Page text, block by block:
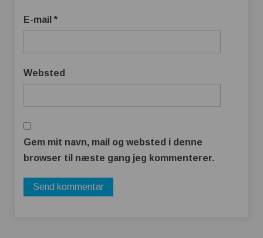
E-mail *
Websted
Gem mit navn, mail og websted i denne
browser til næste gang jeg kommenterer.